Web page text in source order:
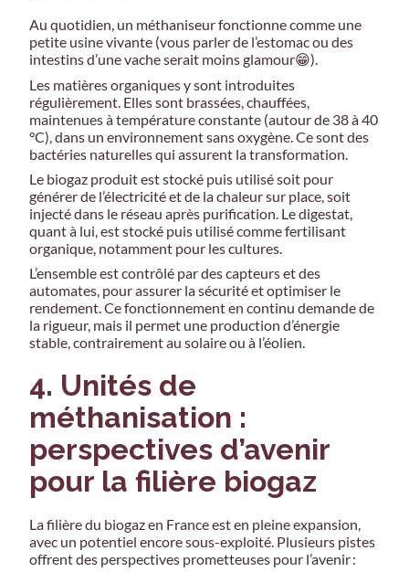
Au quotidien, un méthaniseur fonctionne comme une
petite usine vivante (vous parler de l’estomac ou des
intestins d’une vache serait moins glamour😁).
Les matières organiques y sont introduites
régulièrement. Elles sont brassées, chauffées,
maintenues à température constante (autour de 38 à 40
°C), dans un environnement sans oxygène. Ce sont des
bactéries naturelles qui assurent la transformation.
Le biogaz produit est stocké puis utilisé soit pour
générer de l’électricité et de la chaleur sur place, soit
injecté dans le réseau après purification. Le digestat,
quant à lui, est stocké puis utilisé comme fertilisant
organique, notamment pour les cultures.
L’ensemble est contrôlé par des capteurs et des
automates, pour assurer la sécurité et optimiser le
rendement. Ce fonctionnement en continu demande de
la rigueur, mais il permet une production d’énergie
stable, contrairement au solaire ou à l’éolien.
4. Unités de
méthanisation :
perspectives d’avenir
pour la filière biogaz
La filière du biogaz en France est en pleine expansion,
avec un potentiel encore sous-exploité. Plusieurs pistes
offrent des perspectives prometteuses pour l’avenir :